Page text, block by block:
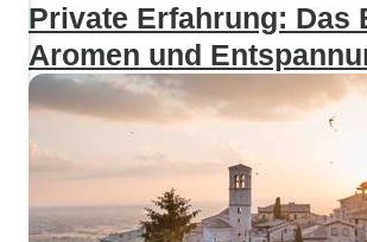
Private Erfahrung: Das
Aromen und